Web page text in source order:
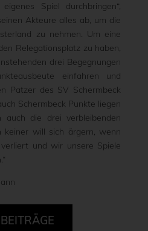
Spiel durchbringen“,
Akteure alles ab, um die
zu nehmen. Um eine
Relegationsplatz zu haben,
drei Begegnungen
einfahren und
Patzer des SV Schermbeck
Schermbeck Punkte liegen
die drei verbleibenden
keiner will sich ärgern, wenn
und wir unsere Spiele